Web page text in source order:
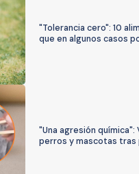
"Tolerancia cero": 10
que en algunos casos
"Una agresión
perros y mascotas tras